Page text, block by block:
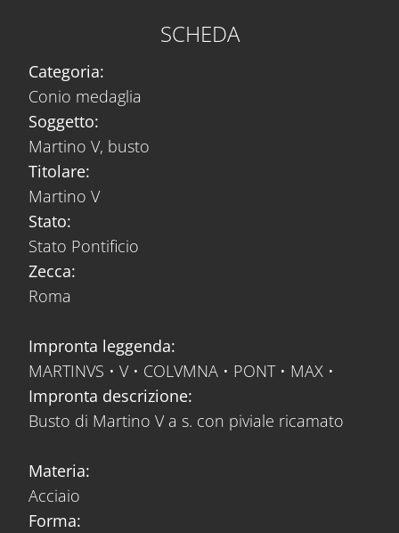
SCHEDA
Categoria:
Conio medaglia
Soggetto:
Martino V, busto
Titolare:
Martino V
Stato:
Stato Pontificio
Zecca:
Roma
Impronta leggenda:
MARTINVS • V • COLVMNA • PONT • MAX •
Impronta descrizione:
Busto di Martino V a s. con piviale ricamato
Materia:
Acciaio
Forma: